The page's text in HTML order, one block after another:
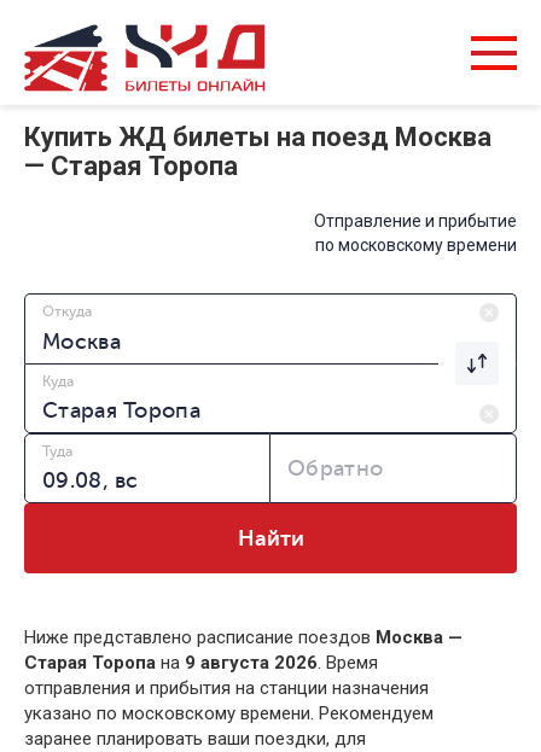
Купить ЖД билеты на поезд Москва
— Старая Торопа
Отправление и прибытие
по московскому времени
Откуда
Куда
Туда
Обратно
Найти
Ниже представлено расписание поездов Москва —
Старая Торопа на 9 августа 2026. Время
отправления и прибытия на станции назначения
указано по московскому времени. Рекомендуем
заранее планировать ваши поездки, для